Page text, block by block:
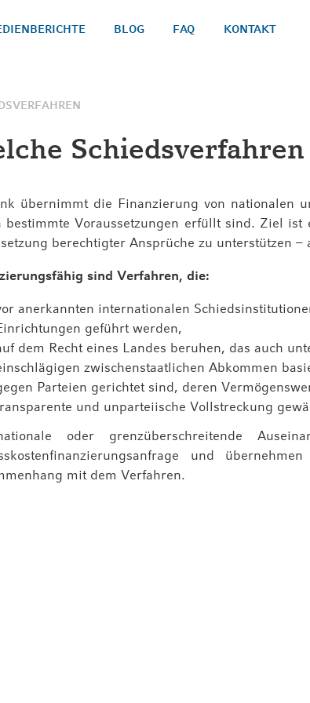
SO FUNKTIONIERT DER INSURANCE-
CHECK
WARUM INSURANCE-CHECK
+41 81 595 00 10 office@litilink.com
BLOG FAQ KONTAKT
übernimmt die Finanzierung von nationalen
bestimmte Voraussetzungen erfüllt sind. Ziel
berechtigter Ansprüche zu unterstützen
sind Verfahren, die:
anerkannten internationalen
geführt werden,
dem Recht eines Landes beruhen, das auch
zwischenstaatlichen Abkommen
Parteien gerichtet sind, deren
und unparteiische Vollstreckung
oder grenzüberschreitende
und
mit dem Verfahren.